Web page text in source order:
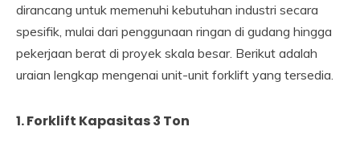
dirancang untuk memenuhi kebutuhan industri secara
spesifik, mulai dari penggunaan ringan di gudang hingga
pekerjaan berat di proyek skala besar. Berikut adalah
uraian lengkap mengenai unit-unit forklift yang tersedia.
1. Forklift Kapasitas 3 Ton